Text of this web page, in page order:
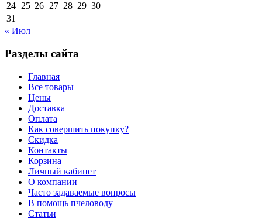
24 25 26 27 28 29 30
31
« Июл
Разделы сайта
Главная
Все товары
Цены
Доставка
Оплата
Как совершить покупку?
Скидка
Контакты
Корзина
Личный кабинет
О компании
Часто задаваемые вопросы
В помощь пчеловоду
Статьи